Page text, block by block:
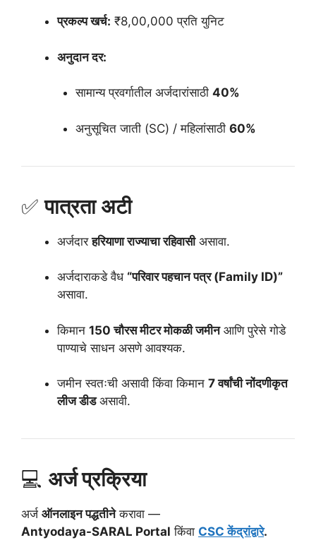
प्रकल्प खर्च: ₹8,00,000 प्रति युनिट
अनुदान दर:
सामान्य प्रवर्गातील अर्जदारांसाठी 40%
अनुसूचित जाती (SC) / महिलांसाठी 60%
✅पात्रता अटी
अर्जदारहरियाणा राज्याचा रहिवासीअसावा.
अर्जदाराकडे वैध “परिवार पहचान पत्र (Family ID)”
असावा.
किमान 150 चौरस मीटर मोकळी जमीनआणि पुरेसे गोडे
पाण्याचे साधन असणे आवश्यक.
जमीन स्वतःची असावी किंवा किमान 7 वर्षांची नोंदणीकृत
लीज डीडअसावी.
💻 अर्ज प्रक्रिया
अर्ज ऑनलाइन पद्धतीनेकरावा —
Antyodaya-SARAL Portal किंवा CSC केंद्रांद्वारे.